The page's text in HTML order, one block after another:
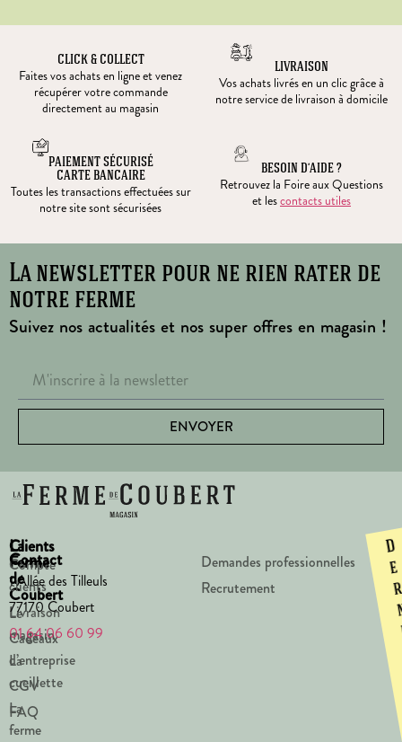
CLICK & COLLECT
Faites vos achats en ligne et venez
récupérer votre commande
directement au magasin
LIVRAISON
Vos achats livrés en un clic grâce à
notre service de livraison à domicile
PAIEMENT SÉCURISÉ
CARTE BANCAIRE
Toutes les transactions effectuées sur
notre site sont sécurisées
BESOIN D’AIDE ?
Retrouvez la Foire aux Questions
et lescontacts utiles
La newsletter pour ne rien rater de
notre ferme
Suivez nos actualités et nos super offres en magasin !
ENVOYER
La
Ferme
de
Coubert
Le
magasin
La
cueillette
La
ferme
Clients
Compte
clients
Livraison
Cadeaux
d’entreprise
CGV
FAQ
Contact
1 Allée des Tilleuls
77170 Coubert
01 64 06 60 99
Demandes professionnelles
Recrutement
D
e